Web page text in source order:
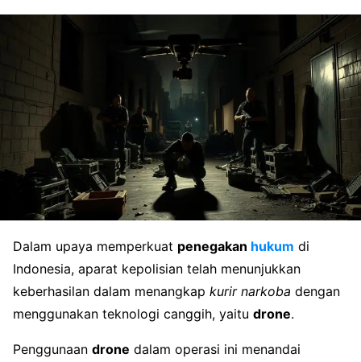
Dalam upaya memperkuat penegakan hukum di
Indonesia, aparat kepolisian telah menunjukkan
keberhasilan dalam menangkap kurir narkoba dengan
menggunakan teknologi canggih, yaitu drone.
Penggunaan drone dalam operasi ini menandai